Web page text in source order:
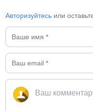
Авторизуйтесь или